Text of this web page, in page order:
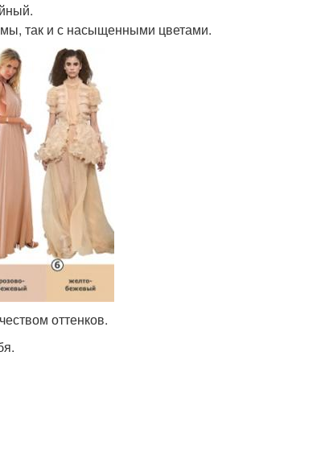
так и с насыщенными цветами.
оттенков.